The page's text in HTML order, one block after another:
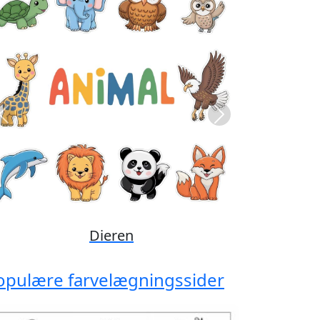
Disney
Previous Next
farvelægningssider